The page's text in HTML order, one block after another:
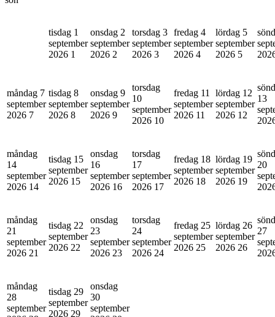
tisdag 1
september
2026 1
onsdag 2
september
2026 2
torsdag 3
september
2026 3
fredag 4
september
2026 4
lördag 5
september
2026 5
måndag 7
september
2026 7
tisdag 8
september
2026 8
onsdag 9
september
2026 9
torsdag
10
september
2026 10
fredag 11
september
2026 11
lördag 12
september
2026 12
13
måndag
14
september
2026 14
tisdag 15
september
2026 15
onsdag
16
september
2026 16
torsdag
17
september
2026 17
fredag 18
september
2026 18
lördag 19
september
2026 19
20
måndag
21
september
2026 21
tisdag 22
september
2026 22
onsdag
23
september
2026 23
torsdag
24
september
2026 24
fredag 25
september
2026 25
lördag 26
september
2026 26
27
måndag
28
september
tisdag 29
september
2026 29
onsdag
30
september